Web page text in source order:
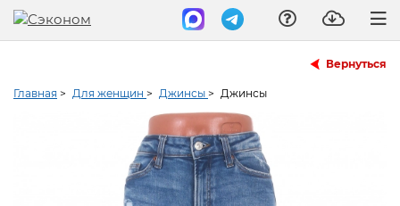
Вернуться
Главная > Для женщин > Джинсы > Джинсы